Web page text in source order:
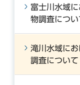
富士川水域
物調査につい
滝川水域に
調査について